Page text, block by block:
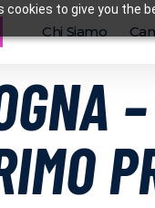
cookies to give you the
Chi Siamo